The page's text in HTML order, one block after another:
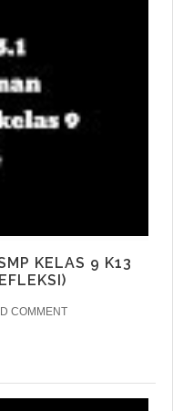
KELAS 9 K13
COMMENT